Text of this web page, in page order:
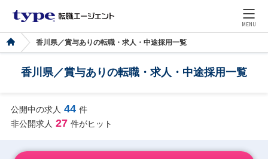
MENU
香川県／賞与ありの転職・求人・中途採用一覧
香川県／賞与ありの転職・求人・中途採用一覧
公開中の求人 44 件
非公開求人 27 件がヒット